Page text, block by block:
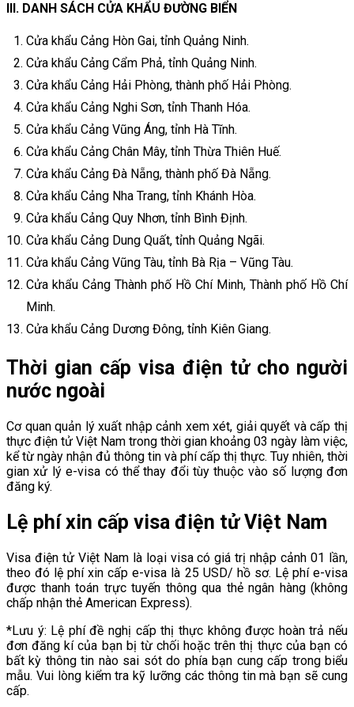
III. DANH SÁCH CỬA KHẨU ĐƯỜNG BIỂN
Cửa khẩu Cảng Hòn Gai, tỉnh Quảng Ninh.
Cửa khẩu Cảng Cẩm Phả, tỉnh Quảng Ninh.
Cửa khẩu Cảng Hải Phòng, thành phố Hải Phòng.
Cửa khẩu Cảng Nghi Sơn, tỉnh Thanh Hóa.
Cửa khẩu Cảng Vũng Áng, tỉnh Hà Tĩnh.
Cửa khẩu Cảng Chân Mây, tỉnh Thừa Thiên Huế.
Cửa khẩu Cảng Đà Nẵng, thành phố Đà Nẵng.
Cửa khẩu Cảng Nha Trang, tỉnh Khánh Hòa.
Cửa khẩu Cảng Quy Nhơn, tỉnh Bình Định.
Cửa khẩu Cảng Dung Quất, tỉnh Quảng Ngãi.
Cửa khẩu Cảng Vũng Tàu, tỉnh Bà Rịa – Vũng Tàu.
Cửa khẩu Cảng Thành phố Hồ Chí Minh, Thành phố Hồ Chí
Minh.
Cửa khẩu Cảng Dương Đông, tỉnh Kiên Giang.
Thời gian cấp visa điện tử cho người
nước ngoài
Cơ quan quản lý xuất nhập cảnh xem xét, giải quyết và cấp thị
thực điện tử Việt Nam trong thời gian khoảng 03 ngày làm việc,
kể từ ngày nhận đủ thông tin và phí cấp thị thực. Tuy nhiên, thời
gian xử lý e-visa có thể thay đổi tùy thuộc vào số lượng đơn
đăng ký.
Lệ phí xin cấp visa điện tử Việt Nam
Visa điện tử Việt Nam là loại visa có giá trị nhập cảnh 01 lần,
theo đó lệ phí xin cấp e-visa là 25 USD/ hồ sơ. Lệ phí e-visa
được thanh toán trực tuyến thông qua thẻ ngân hàng (không
chấp nhận thẻ American Express).
*Lưu ý: Lệ phí đề nghị cấp thị thực không được hoàn trả nếu
đơn đăng kí của bạn bị từ chối hoặc trên thị thực của bạn có
bất kỳ thông tin nào sai sót do phía bạn cung cấp trong biểu
mẫu. Vui lòng kiểm tra kỹ lưỡng các thông tin mà bạn sẽ cung
cấp.